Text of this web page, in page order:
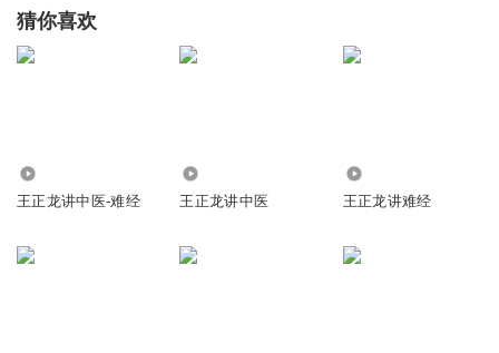
猜你喜欢
王正龙讲中医-难经 王正龙讲中医 王正龙讲难经